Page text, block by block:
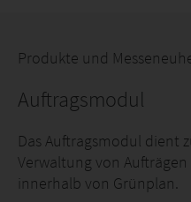
Produkte und
Auftragsmodul
Das Auftragsmodul dient
Verwaltung von
innerhalb von Grünplan.